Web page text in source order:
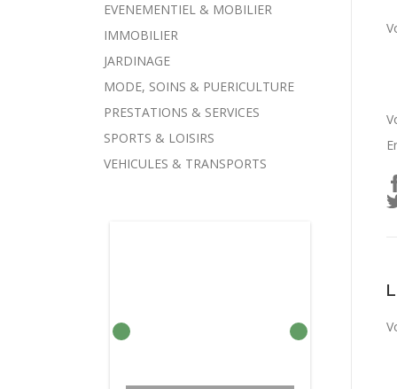
EVENEMENTIEL & MOBILIER
IMMOBILIER
JARDINAGE
MODE, SOINS & PUERICULTURE
PRESTATIONS & SERVICES
SPORTS & LOISIRS
VEHICULES & TRANSPORTS
SUR BARRES
COMPRESSEUR DE
CHARGEUR
ADAPTABLE SUR
VOITURE MONOSPACE